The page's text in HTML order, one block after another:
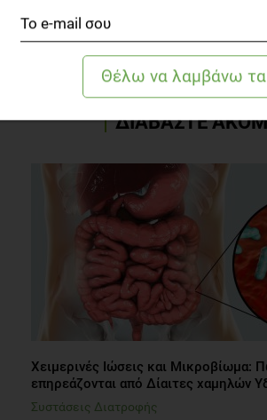
ΓΑΣΤΡΟΝΟΜΙΑ
ΔΙΑΒΑΣΤΕ
Χειμερινές Ιώσεις και Μικροβίωμα:
επηρεάζονται από Δίαιτες χαμηλών
Συστάσεις Διατροφής